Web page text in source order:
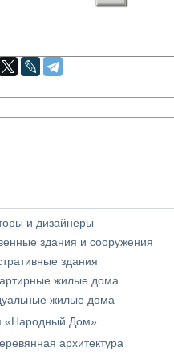
и дизайнеры
здания и сооружения
здания
жилые дома
жилые дома
«Народный Дом»
архитектура